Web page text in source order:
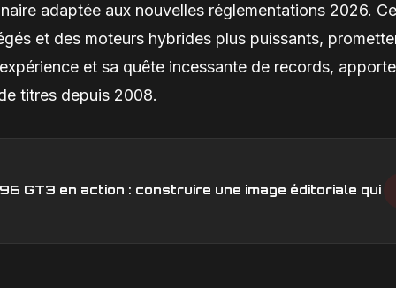
adaptée aux nouvelles réglementations 2026.
et des moteurs hybrides plus puissants,
et sa quête incessante de records,
titres depuis 2008.
GT3 en action : construire une image éditoriale qui